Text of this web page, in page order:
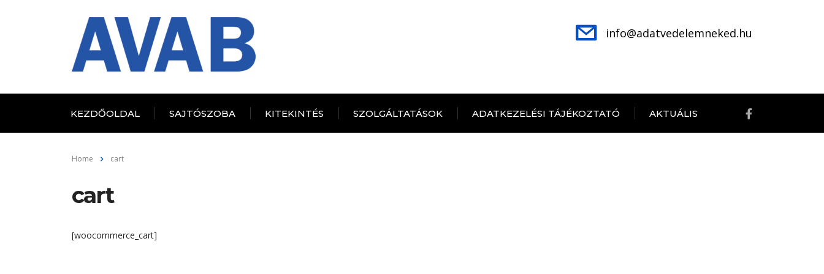
info@adatvedelemneked.hu
KEZDŐOLDAL SAJTÓSZOBA KITEKINTÉS SZOLGÁLTATÁSOK ADATKEZELÉSI TÁJÉKOZTATÓ AKTUÁLIS
Home cart
cart
[woocommerce_cart]